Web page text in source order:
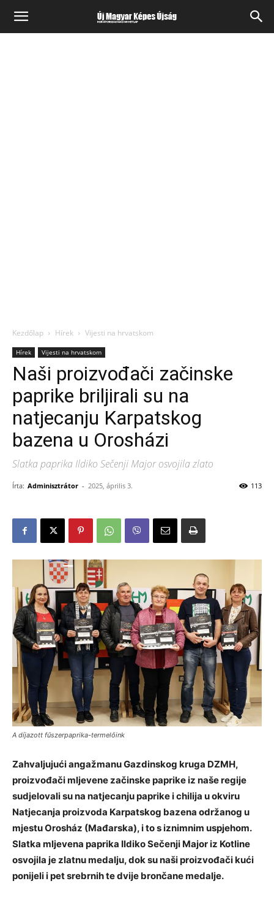
Kezdőlap Hírek Vijesti na hrvatskom
Hírek Vijesti na hrvatskom
Naši proizvođači začinske
paprike briljirali su na
natjecanju Karpatskog
bazena u Orosházi
Slatka paprika Ildiko Sečenji Major osvojila zlato
Írta: Adminisztrátor - 2025, április 3. 113
A díjazott fűszerpaprika-termelőink
Zahvaljujući angažmanu Gazdinskog kruga DZMH,
proizvođači mljevene začinske paprike iz naše regije
sudjelovali su na natjecanju paprike i chilija u okviru
Natjecanja proizvoda Karpatskog bazena održanog u
mjestu Orosház (Mađarska), i to s iznimnim uspjehom.
Slatka mljevena paprika Ildiko Sečenji Major iz Kotline
osvojila je zlatnu medalju, dok su naši proizvođači kući
ponijeli i pet srebrnih te dvije brončane medalje.